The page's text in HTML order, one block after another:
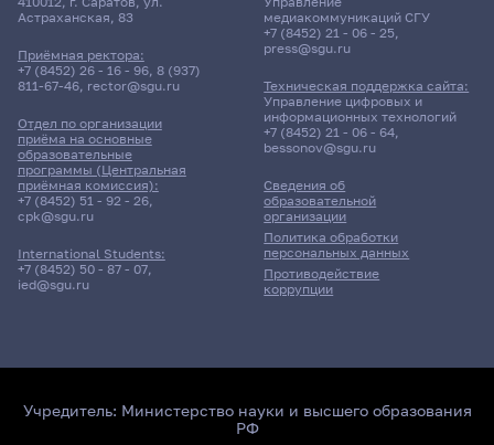
Астраханская, 83
Приёмная ректора:
+7 (8452) 26 - 16 - 96, 8 (937)
811-67-46, rector@sgu.ru
Отдел по организации
приёма на основные
образовательные
программы (Центральная
приёмная комиссия):
+7 (8452) 51 - 92 - 26,
cpk@sgu.ru
International Students:
+7 (8452) 50 - 87 - 07,
ied@sgu.ru
Сведения об
образовательной
организации
Политика обработки
персональных данных
Противодействие
коррупции
медиакоммуникаций СГУ
+7 (8452) 21 - 06 - 25,
press@sgu.ru
Техническая поддержка сайта:
Управление цифровых и
информационных технологий
+7 (8452) 21 - 06 - 64,
bessonov@sgu.ru
Учредитель: Министерство науки и высшего образования
РФ